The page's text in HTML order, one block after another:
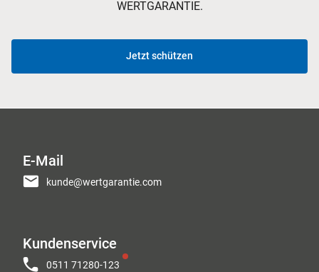
WERTGARANTIE.
Jetzt schützen
E-Mail
kunde@wertgarantie.com
Kundenservice
0511 71280-123